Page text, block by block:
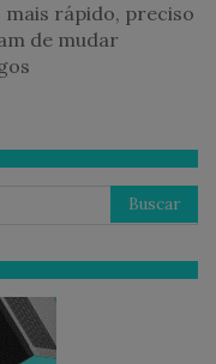
rápido, preciso
de mudar